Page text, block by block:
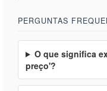
PERGUNTAS
O que significa
preço'?